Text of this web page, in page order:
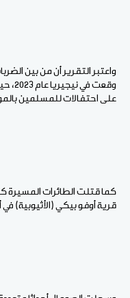
واعتبر التقرير أن من بين
على احتفالات للمسلمين
قرية أوفو بيكي (الأثيوبية) في